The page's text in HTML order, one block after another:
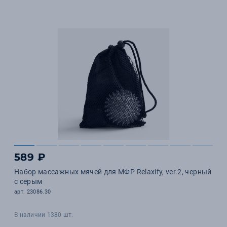
589 ₽
Набор массажных мячей для МФР Relaxify, ver.2, черный
с серым
арт. 23086.30
В наличии 1380 шт.